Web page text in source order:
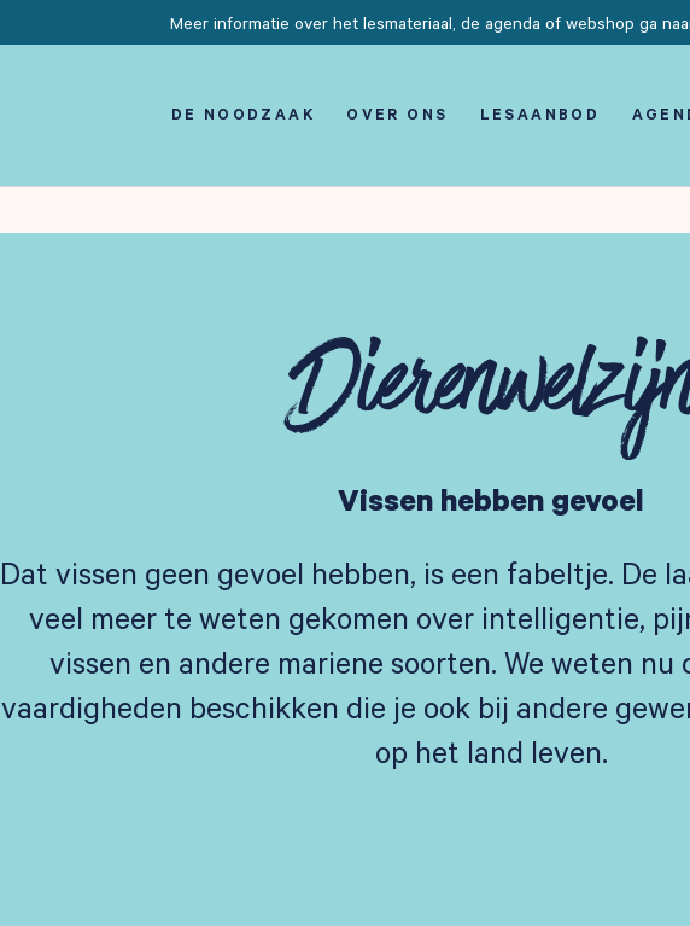
Meer informatie over het lesmateriaal, de agenda of webshop ga
DE NOODZAAK OVER ONS LESAANBOD
Vissen hebben gevoel
Dat vissen geen gevoel hebben, is een fabeltje. De
veel meer te weten gekomen over intelligentie,
vissen en andere mariene soorten. We weten nu
vaardigheden beschikken die je ook bij andere
op het land leven.